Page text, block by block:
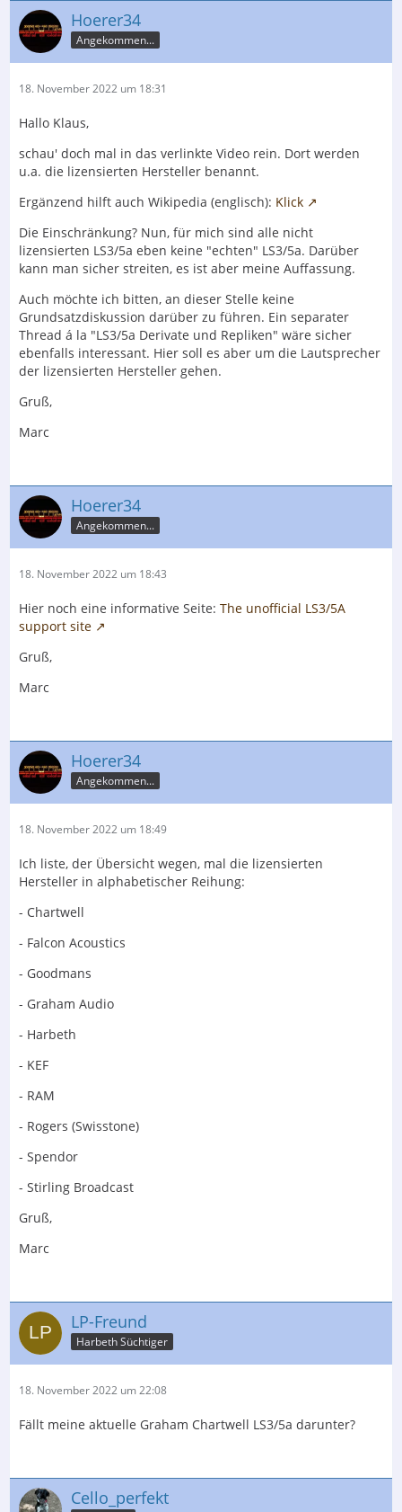
Hoerer34
Angekommen...
18. November 2022 um 18:31
Hallo Klaus,
schau' doch mal in das verlinkte Video rein. Dort werden
u.a. die lizensierten Hersteller benannt.
Ergänzend hilft auch Wikipedia (englisch): Klick
Die Einschränkung? Nun, für mich sind alle nicht
lizensierten LS3/5a eben keine "echten" LS3/5a. Darüber
kann man sicher streiten, es ist aber meine Auffassung.
Auch möchte ich bitten, an dieser Stelle keine
Grundsatzdiskussion darüber zu führen. Ein separater
Thread á la "LS3/5a Derivate und Repliken" wäre sicher
ebenfalls interessant. Hier soll es aber um die Lautsprecher
der lizensierten Hersteller gehen.
Gruß,
Marc
Hoerer34
Angekommen...
18. November 2022 um 18:43
Hier noch eine informative Seite: The unofficial LS3/5A
support site
Gruß,
Marc
Hoerer34
Angekommen...
18. November 2022 um 18:49
Ich liste, der Übersicht wegen, mal die lizensierten
Hersteller in alphabetischer Reihung:
- Chartwell
- Falcon Acoustics
- Goodmans
- Graham Audio
- Harbeth
- KEF
- RAM
- Rogers (Swisstone)
- Spendor
- Stirling Broadcast
Gruß,
Marc
LP-Freund
Harbeth Süchtiger
18. November 2022 um 22:08
Fällt meine aktuelle Graham Chartwell LS3/5a darunter?
Cello_perfekt